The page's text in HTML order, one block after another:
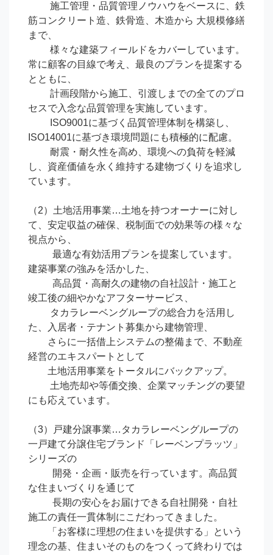
施工管理・品質管理ノウハウをベースに、鉄
筋コンクリート造、鉄骨造、木造から 大規模修繕
まで、
様々な建築フィールドをカバーしています。
常に顧客の目線で考え、最良のプランを提案する
とともに、
計画段階から施工、引渡しまでの全てのプロ
セスで入念な品質管理を実施しています。
ISO9001に基づく品質管理体制を構築し、
ISO14001に基づき環境問題にも積極的に配慮。
耐震・耐久性を高め、環境への負荷を軽減
し、資産価値を永く維持する建物づくりを追求し
ています。
（2）土地活用事業…土地を持つオーナーに対し
て、安定収益の確保、税制面での効果等の様々な
視点から、
最適な有効活用プランを提案しています。
建築事業の強みを活かした、
竣工後の細やかなアフターサービス、
タカラレーベングループの総合力を活用し
た、入居者・テナント募集から建物管理、
経営のエキスパートとして
土地売却や等価交換、企業マッチングの要望
にも応えています。
（3）戸建分譲事業…タカラレーベングループの
一戸建て分譲住宅ブランド「レーベンプラッツ」
シリーズの
開発・企画・販売を行っています。高品質
な住まいづくりを通じて
長期の安心をお届けできる自社開発・自社
施工の責任一貫体制にこだわってきました。
「お客様に理想の住まいを提供する」という
理念の基、住まいそのものをつくって終わりでは